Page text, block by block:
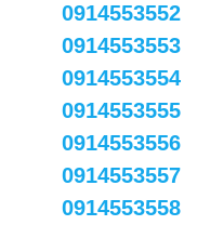
0914553552
0914553553
0914553554
0914553555
0914553556
0914553557
0914553558